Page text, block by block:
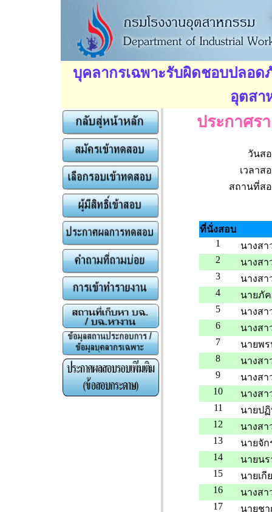
บุคลากรเฉพาะรับผิดชอบปลอด
อุตสา
ประกาศร
วันส
เวลาส
สถานที่ส
ที่นั่งสอบ
1
นางส
2
นางสา
3
นางสา
4
นายภั
5
นางสา
6
นางสา
7
นายพ
8
นางสา
9
นางสา
10
นางส
11
นายป
12
นางสา
13
นายจั
14
นายนร
15
นายเกี
16
นางส
17
นายช